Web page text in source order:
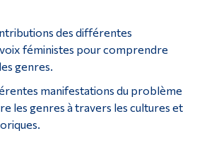
des différentes
féministes pour comprendre
genres.
manifestations du problème
les genres à travers les cultures et
Étudiants actuels
Corps enseignant et
personnel administratif
Diplômé·es et visiteur·euses